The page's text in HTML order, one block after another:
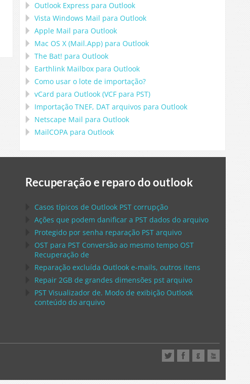
Outlook Express para Outlook
Vista Windows Mail para Outlook
Apple Mail para Outlook
Mac OS X (Mail.App) para Outlook
The Bat! para Outlook
Earthlink Mailbox para Outlook
Como usar o lote de importação?
vCard para Outlook (VCF para PST)
Importação TNEF, DAT arquivos para Outlook
Netscape Mail para Outlook
MailCOPA para Outlook
Recuperação e reparo do outlook
Casos típicos de Outlook PST corrupção
Ações que podem danificar a PST dados do arquivo
Protegido por senha reparação PST arquivo
OST para PST Conversão ao mesmo tempo OST
Recuperação de
Reparação excluída Outlook e-mails, outros itens
Repair 2GB de grandes dimensões pst arquivo
PST Visualizador de. Modo de exibição Outlook
conteúdo do arquivo